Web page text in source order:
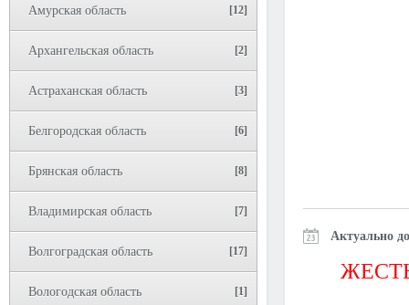
Амурская область [12]
Архангельская область [2]
Астраханская область [3]
Белгородская область [6]
Брянская область [8]
Владимирская область [7]
Волгоградская область [17]
Вологодская область [1]
Актуально